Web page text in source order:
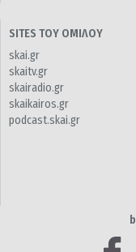
SITES ΤΟΥ ΟΜΙΛΟΥ
skai.gr
skaitv.gr
skairadio.gr
skaikairos.gr
podcast.skai.gr